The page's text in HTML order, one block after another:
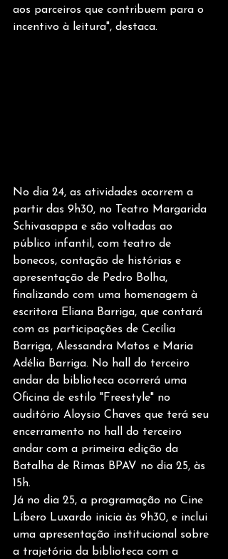
aos parceiros que contribuem para o
incentivo à leitura", destaca.
No dia 24, as atividades ocorrem a
partir das 9h30, no Teatro Margarida
Schivasappa e são voltadas ao
público infantil, com teatro de
bonecos, contação de histórias e
apresentação de Pedro Bolha,
finalizando com uma homenagem à
escritora Eliana Barriga, que contará
com as participações de Cecília
Barriga, Alessandra Matos e Maria
Adélia Barriga. No hall do terceiro
andar da biblioteca ocorrerá uma
Oficina de estilo "Freestyle" no
auditório Aloysio Chaves que terá seu
encerramento no hall do terceiro
andar com a primeira edição da
Batalha de Rimas BPAV no dia 25, às
15h.
Já no dia 25, a programação no Cine
Líbero Luxardo inicia às 9h30, e inclui
uma apresentação institucional sobre
a trajetória da biblioteca com a